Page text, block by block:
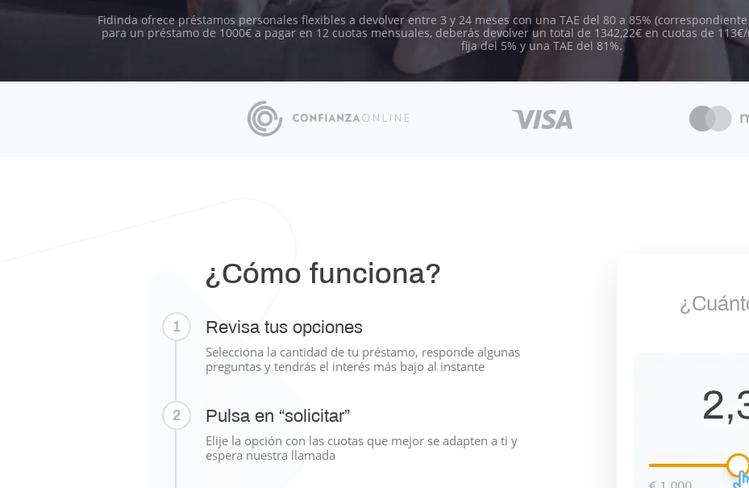
Fidinda ofrece préstamos personales flexibles a devolver entre 3 y 24 meses con una TAE del 80 a 85%
para un préstamo de 1000€ a pagar en 12 cuotas mensuales, deberás devolver un total de 1342,22€ en cuotas de
fija del 5% y una TAE del 81%.
¿Cómo funciona?
1 Revisa tus opciones
Selecciona la cantidad de tu préstamo, responde algunas
preguntas y tendrás el interés más bajo al instante
2 Pulsa en “solicitar”
Elije la opción con las cuotas que mejor se adapten a ti y
espera nuestra llamada